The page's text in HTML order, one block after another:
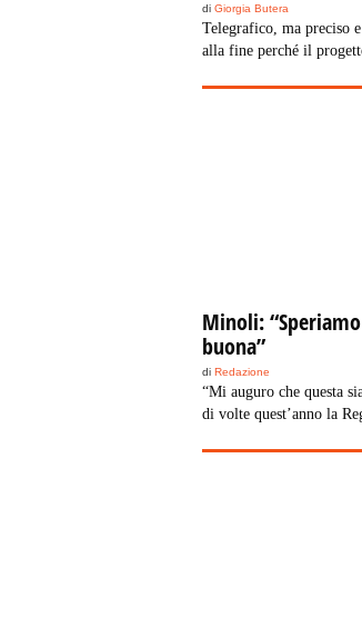
di Giorgia Butera
Telegrafico, ma preciso
alla fine perché il
Minoli:
buona”
di Redazione
“Mi auguro che questa
di volte quest’anno la
voce di bilancio. La